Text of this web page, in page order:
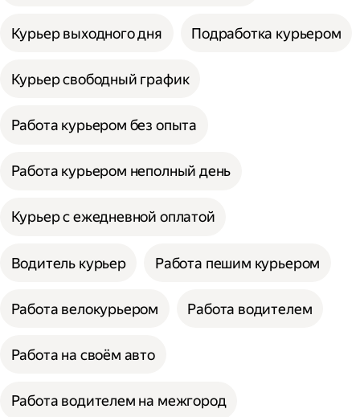
Курьер выходного дня Подработка курьером
Курьер свободный график
Работа курьером без опыта
Работа курьером неполный день
Курьер с ежедневной оплатой
Водитель курьер Работа пешим курьером
Работа велокурьером Работа водителем
Работа на своём авто
Работа водителем на межгород